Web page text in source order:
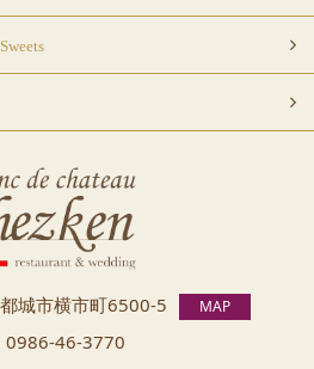
城市横市町6500-5 MAP
0986-46-3770